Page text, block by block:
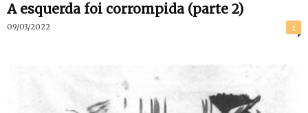
A esquerda foi corrompida (parte 2)
09/03/2022 1